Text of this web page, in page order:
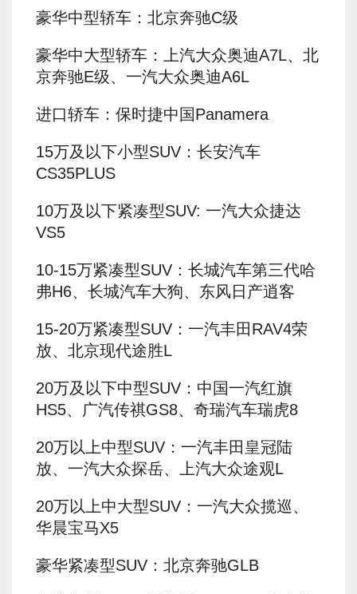
豪华中型轿车：北京奔驰C级
豪华中大型轿车：上汽大众奥迪A7L、北
京奔驰E级、一汽大众奥迪A6L
进口轿车：保时捷中国Panamera
15万及以下小型SUV：长安汽车
CS35PLUS
10万及以下紧凑型SUV: 一汽大众捷达
VS5
10-15万紧凑型SUV：长城汽车第三代哈
弗H6、长城汽车大狗、东风日产逍客
15-20万紧凑型SUV：一汽丰田RAV4荣
放、北京现代途胜L
20万及以下中型SUV：中国一汽红旗
HS5、广汽传祺GS8、奇瑞汽车瑞虎8
20万以上中型SUV：一汽丰田皇冠陆
放、一汽大众探岳、上汽大众途观L
20万以上中大型SUV：一汽大众揽巡、
华晨宝马X5
豪华紧凑型SUV：北京奔驰GLB